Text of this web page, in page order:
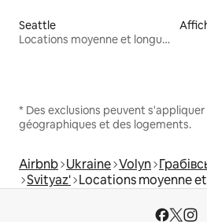
Seattle
Locations moyenne et longue durée
* Des exclusions peuvent
géographiques et des logements.
Airbnb Ukraine Volyn
Svityaz' Locations moyenne